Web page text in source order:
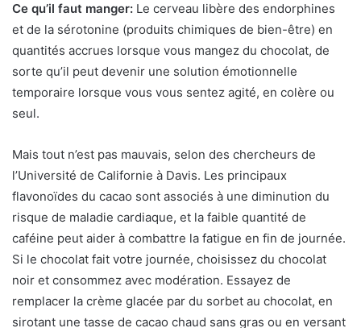
Ce qu’il faut manger: Le cerveau libère des endorphines
et de la sérotonine (produits chimiques de bien-être) en
quantités accrues lorsque vous mangez du chocolat, de
sorte qu’il peut devenir une solution émotionnelle
temporaire lorsque vous vous sentez agité, en colère ou
seul.
Mais tout n’est pas mauvais, selon des chercheurs de
l’Université de Californie à Davis. Les principaux
flavonoïdes du cacao sont associés à une diminution du
risque de maladie cardiaque, et la faible quantité de
caféine peut aider à combattre la fatigue en fin de journée.
Si le chocolat fait votre journée, choisissez du chocolat
noir et consommez avec modération. Essayez de
remplacer la crème glacée par du sorbet au chocolat, en
sirotant une tasse de cacao chaud sans gras ou en versant